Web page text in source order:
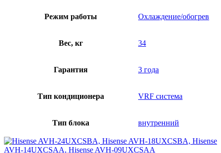
Режим работы Охлаждение/обогрев
Вес, кг 34
Гарантия 3 года
Тип кондиционера VRF система
Тип блока внутренний